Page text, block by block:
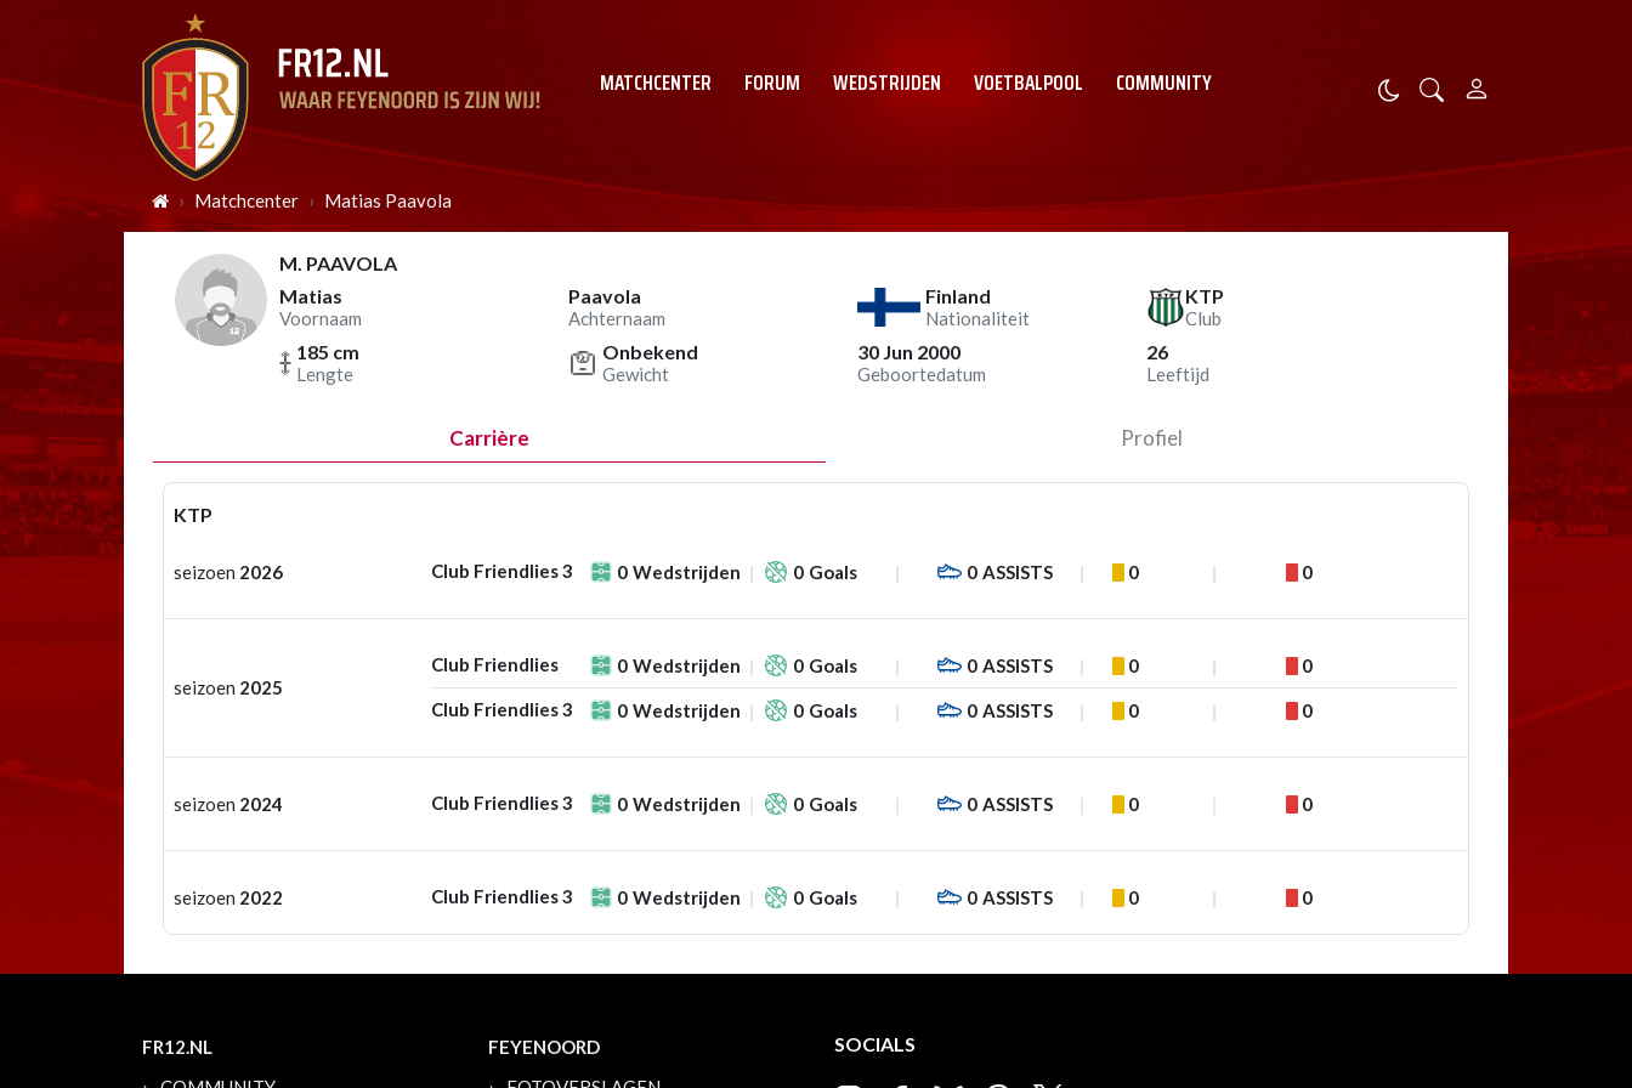
MATCHCENTER FORUM WEDSTRIJDEN VOETBALPOOL COMMUNITY
Matchcenter Matias Paavola
M. PAAVOLA
Matias
Voornaam
Paavola
Achternaam
Finland
Nationaliteit
KTP
Club
185 cm
Lengte
Onbekend
Gewicht
30 Jun 2000
Geboortedatum
26
Leeftijd
Carrière Profiel
KTP
seizoen 2026 Club Friendlies 3 0 Wedstrijden 0 Goals 0 ASSISTS 0 0
seizoen 2025
Club Friendlies 0 Wedstrijden 0 Goals 0 ASSISTS 0 0
Club Friendlies 3 0 Wedstrijden 0 Goals 0 ASSISTS 0 0
seizoen 2024 Club Friendlies 3 0 Wedstrijden 0 Goals 0 ASSISTS 0 0
seizoen 2022 Club Friendlies 3 0 Wedstrijden 0 Goals 0 ASSISTS 0 0
FR12.NL
FEYENOORD
SOCIALS